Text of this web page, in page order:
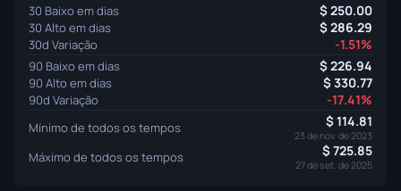
30 Baixo em dias 250.00
30 Alto em dias 286.29
30d Variação -1.51%
90 Baixo em dias 226.94
90 Alto em dias 330.77
90d Variação -17.41%
Mínimo de todos os tempos 114.81
23 de nov. de 2023
Máximo de todos os tempos 725.85
27 de set. de 2025